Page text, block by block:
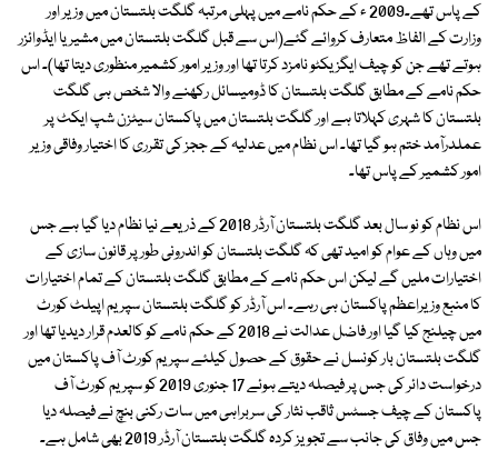
کے پاس تھے۔2009 ء کے حکم نامے میں پہلی مرتبہ گلگت بلتستان میں وزیر اور
وزارت کے الفاظ متعارف کروائے گئے(اس سے قبل گلگت بلتستان میں مشیر یا ایڈوائزر
ہوتے تھے جن کو چیف ایگزیکٹو نامزد کرتا تھا اور وزیر امور کشمیر منظوری دیتا تھا)۔ اس
حکم نامے کے مطابق گلگت بلتستان کا ڈومیسائل رکھنے والا شخص ہی گلگت
بلتستان کا شہری کہلاتا ہے اور گلگت بلتستان میں پاکستان سیٹزن شپ ایکٹ پر
عملدرآمد ختم ہو گیا تھا۔ اس نظام میں عدلیہ کے ججز کی تقرری کا اختیار وفاقی وزیر
امور کشمیر کے پاس تھا۔
اس نظام کو نو سال بعد گلگت بلتستان آرڈر 2018 کے ذریعے نیا نظام دیا گیا ہے جس
میں وہاں کے عوام کو امید تھی کہ گلگت بلتستان کو اندرونی طور پر قانون سازی کے
اختیارات ملیں گے لیکن اس حکم نامے کے مطابق گلگت بلتستان کے تمام اختیارات
کا منبع وزیراعظم پاکستان ہی رہے۔ اس آرڈر کو گلگت بلتستان سپریم اپیلٹ کورٹ
میں چیلنج کیا گیا اور فاضل عدالت نے 2018 کے حکم نامے کو کالعدم قرار دیدیا تھا اور
گلگت بلتستان بار کونسل نے حقوق کے حصول کیلئے سپریم کورٹ آف پاکستان میں
درخواست دائر کی جس پر فیصلہ دیتے ہوئے 17 جنوری 2019 کو سپریم کورٹ آف
پاکستان کے چیف جسٹس ثاقب نثار کی سربراہی میں سات رکنی بنچ نے فیصلہ دیا
جس میں وفاق کی جانب سے تجویز کردہ گلگت بلتستان آرڈر 2019 بھی شامل ہے۔